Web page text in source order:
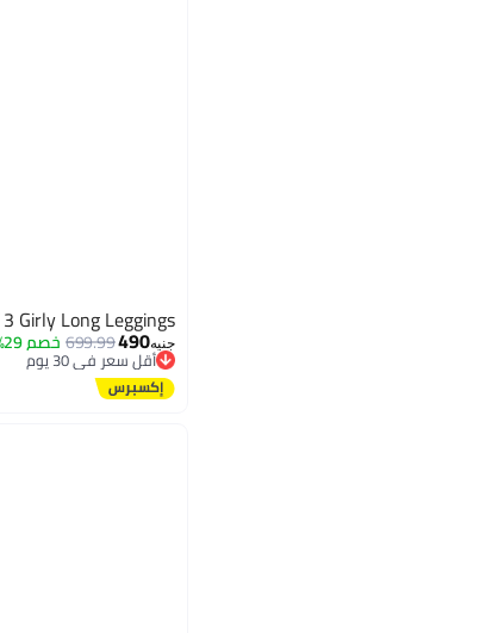
Girly Long Leggings
جنيه490
699.99خصم 29%
أقل سعر في 30 يوم
توصيل مجاني
أقل سعر في 30 يوم